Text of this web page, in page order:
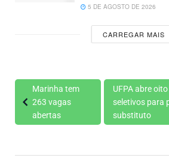
5 DE AGOSTO DE 2026
CARREGAR MAIS
Marinha tem
263 vagas
abertas
UFPA abre
seletivos para
substituto